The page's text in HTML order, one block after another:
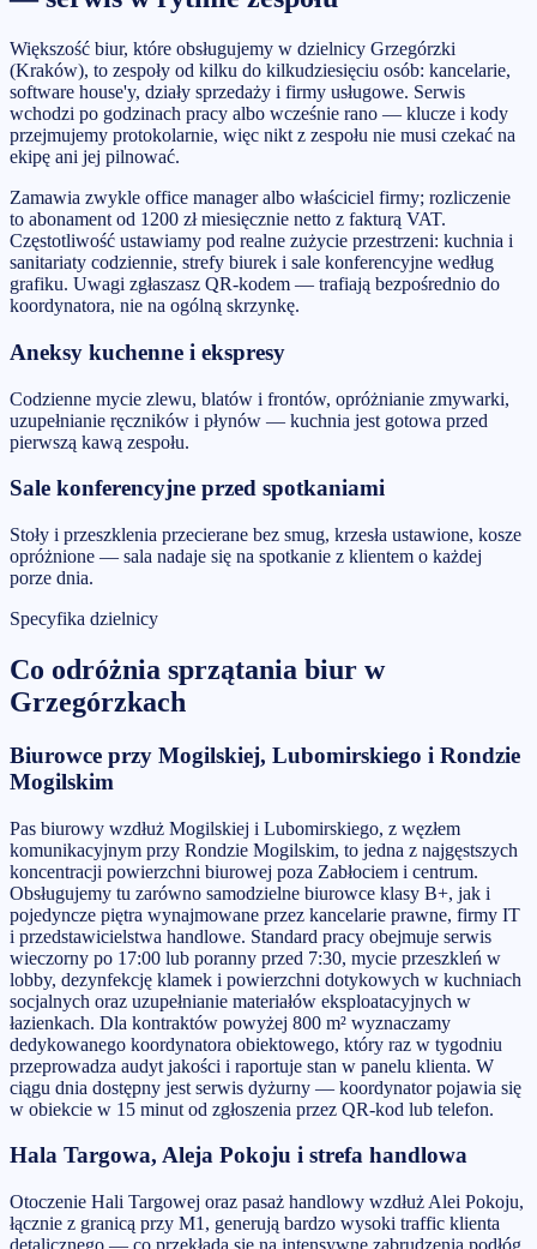
Większość biur, które obsługujemy w dzielnicy Grzegórzki
(Kraków), to zespoły od kilku do kilkudziesięciu osób: kancelarie,
software house'y, działy sprzedaży i firmy usługowe. Serwis
wchodzi po godzinach pracy albo wcześnie rano — klucze i kody
przejmujemy protokolarnie, więc nikt z zespołu nie musi czekać na
ekipę ani jej pilnować.
Zamawia zwykle office manager albo właściciel firmy; rozliczenie
to abonament od 1200 zł miesięcznie netto z fakturą VAT.
Częstotliwość ustawiamy pod realne zużycie przestrzeni: kuchnia i
sanitariaty codziennie, strefy biurek i sale konferencyjne według
grafiku. Uwagi zgłaszasz QR-kodem — trafiają bezpośrednio do
koordynatora, nie na ogólną skrzynkę.
Aneksy kuchenne i ekspresy
Codzienne mycie zlewu, blatów i frontów, opróżnianie zmywarki,
uzupełnianie ręczników i płynów — kuchnia jest gotowa przed
pierwszą kawą zespołu.
Sale konferencyjne przed spotkaniami
Stoły i przeszklenia przecierane bez smug, krzesła ustawione, kosze
opróżnione — sala nadaje się na spotkanie z klientem o każdej
porze dnia.
Specyfika dzielnicy
Co odróżnia sprzątania biur w
Grzegórzkach
Biurowce przy Mogilskiej, Lubomirskiego i Rondzie
Mogilskim
Pas biurowy wzdłuż Mogilskiej i Lubomirskiego, z węzłem
komunikacyjnym przy Rondzie Mogilskim, to jedna z najgęstszych
koncentracji powierzchni biurowej poza Zabłociem i centrum.
Obsługujemy tu zarówno samodzielne biurowce klasy B+, jak i
pojedyncze piętra wynajmowane przez kancelarie prawne, firmy IT
i przedstawicielstwa handlowe. Standard pracy obejmuje serwis
wieczorny po 17:00 lub poranny przed 7:30, mycie przeszkleń w
lobby, dezynfekcję klamek i powierzchni dotykowych w kuchniach
socjalnych oraz uzupełnianie materiałów eksploatacyjnych w
łazienkach. Dla kontraktów powyżej 800 m² wyznaczamy
dedykowanego koordynatora obiektowego, który raz w tygodniu
przeprowadza audyt jakości i raportuje stan w panelu klienta. W
ciągu dnia dostępny jest serwis dyżurny — koordynator pojawia się
w obiekcie w 15 minut od zgłoszenia przez QR-kod lub telefon.
Hala Targowa, Aleja Pokoju i strefa handlowa
Otoczenie Hali Targowej oraz pasaż handlowy wzdłuż Alei Pokoju,
łącznie z granicą przy M1, generują bardzo wysoki traffic klienta
detalicznego — co przekłada się na intensywne zabrudzenia podłóg,